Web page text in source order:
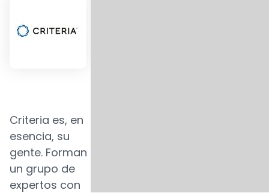
Criteria es, en
esencia, su
gente. Forman
un grupo de
expertos con